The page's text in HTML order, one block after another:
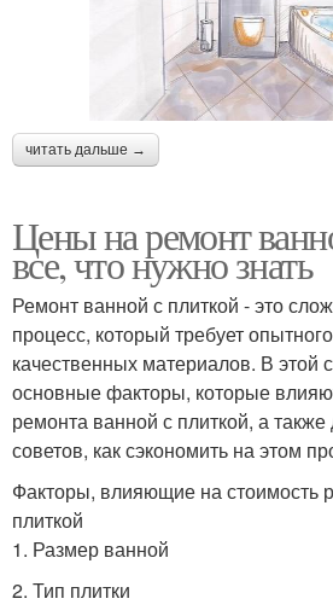
читать дальше →
Цены на ремонт
все, что нужно знать
Ремонт ванной с плиткой - это
процесс, который требует
качественных материалов. В этой
основные факторы, которые
ремонта ванной с плиткой, а
советов, как сэкономить на этом
Факторы, влияющие на стоимость
плиткой
1. Размер ванной
2. Тип плитки